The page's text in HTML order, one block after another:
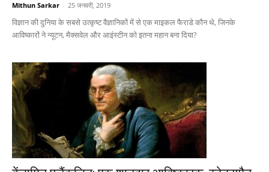
Mithun Sarkar - 25 जनवरी, 2019
विज्ञान की दुनिया के सबसे उत्कृष्ट वैज्ञानिकों में से एक माइकल फैराडे कौन थे, जिनके
आविष्कारों ने न्यूटन, मैक्सवेल और आइंस्टीन को इतना महान बना दिया?